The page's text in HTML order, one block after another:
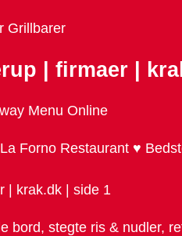
Grillbarer
| firmaer |
Menu Online
Forno Restaurant ♥
| krak.dk | side 1
bord, stegte ris & nudler,